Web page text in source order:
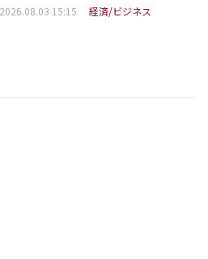
2026.08.03 15:15 経済/ビジネス